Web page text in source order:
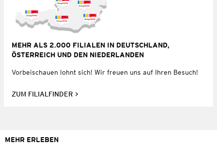
MEHR ALS 2.000 FILIALEN IN DEUTSCHLAND,
ÖSTERREICH UND DEN NIEDERLANDEN
Vorbeischauen lohnt sich! Wir freuen uns auf Ihren Besuch!
ZUM FILIALFINDER
MEHR ERLEBEN